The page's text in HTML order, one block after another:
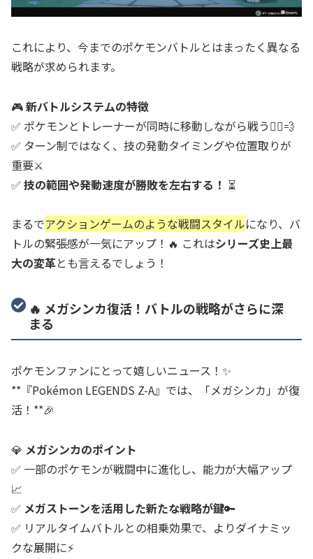
これにより、今までのポケモンバトルとはまったく異なる
戦略が求められます。
🎮新バトルシステムの特徴
✅ ポケモンとトレーナーが同時に移動しながら戦う🏃‍♂️💨
✅ ターン制ではなく、技の発動タイミングや位置取りが
重要⚔️
✅ 技の範囲や発動速度が勝敗を左右する！ ⏳
まるでアクションゲームのような戦闘スタイルになり、バ
トルの緊張感が一気にアップ！🔥 これはシリーズ史上最
大の変革とも言えるでしょう！
🔥 メガシンカ復活！バトルの戦略がさらに深
まる
ポケモンファンにとって嬉しいニュース！✨
**『Pokémon LEGENDS Z-A』では、「メガシンカ」が復
活！**🎉
💎 メガシンカのポイント
✅ 一部のポケモンが戦闘中に進化し、能力が大幅アップ
📈
✅ メガストーンを活用した新たな戦略が鍵🔑
✅ リアルタイムバトルとの相乗効果で、よりダイナミッ
クな展開に⚡